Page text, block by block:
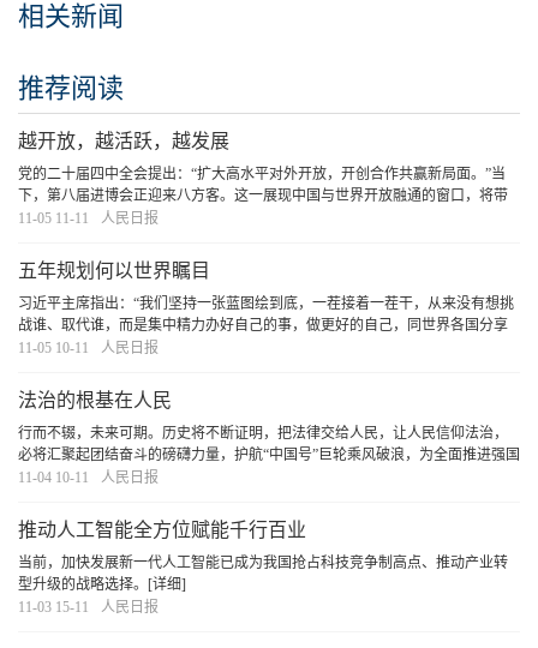
相关新闻
推荐阅读
越开放，越活跃，越发展
党的二十届四中全会提出：“扩大高水平对外开放，开创合作共赢新局面。”当
下，第八届进博会正迎来八方客。这一展现中国与世界开放融通的窗口，将带
来更多惊喜。开源共享、开放共进，充满活力、张开怀抱的发展之姿，定能让
11-05 11-11 人民日报
五年规划何以世界瞩目
习近平主席指出：“我们坚持一张蓝图绘到底，一茬接着一茬干，从来没有想挑
战谁、取代谁，而是集中精力办好自己的事，做更好的自己，同世界各国分享
发展机遇。”这是中国智慧对全球治理的启示。
11-05 10-11 人民日报
法治的根基在人民
行而不辍，未来可期。历史将不断证明，把法律交给人民，让人民信仰法治，
必将汇聚起团结奋斗的磅礴力量，护航“中国号”巨轮乘风破浪，为全面推进强国
建设、民族复兴伟业再创新的荣光！
11-04 10-11 人民日报
推动人工智能全方位赋能千行百业
当前，加快发展新一代人工智能已成为我国抢占科技竞争制高点、推动产业转
型升级的战略选择。 [详细]
11-03 15-11
人民日报